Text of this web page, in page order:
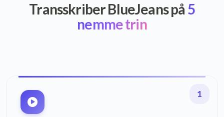
Transskriber BlueJeans på 5
nemme trin
1